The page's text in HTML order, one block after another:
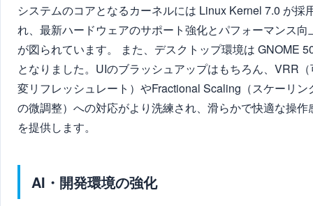
システムのコアとなるカーネルには Linux Kernel 7.0 が採
れ、最新ハードウェアのサポート強化とパフォーマンス向
が図られています。 また、デスクトップ環境は GNOME
となりました。UIのブラッシュアップはもちろん、VRR
変リフレッシュレート）やFractional Scaling（スケーリン
の微調整）への対応がより洗練され、滑らかで快適な操作
を提供します。
AI・開発環境の強化